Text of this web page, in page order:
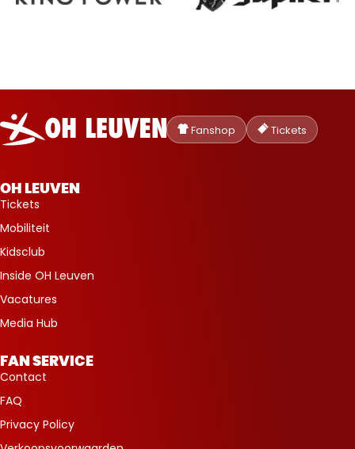
Oud-
Heverlee
Leuven
Fanshop Tickets
OH LEUVEN
Tickets
Mobiliteit
Kidsclub
Inside OH Leuven
Vacatures
Media Hub
FAN SERVICE
Contact
FAQ
Privacy Policy